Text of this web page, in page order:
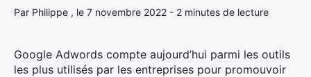
Par Philippe , le 7 novembre 2022 - 2 minutes de lecture
Google Adwords compte aujourd’hui parmi les outils
les plus utilisés par les entreprises pour promouvoir
de
menu
de
menu